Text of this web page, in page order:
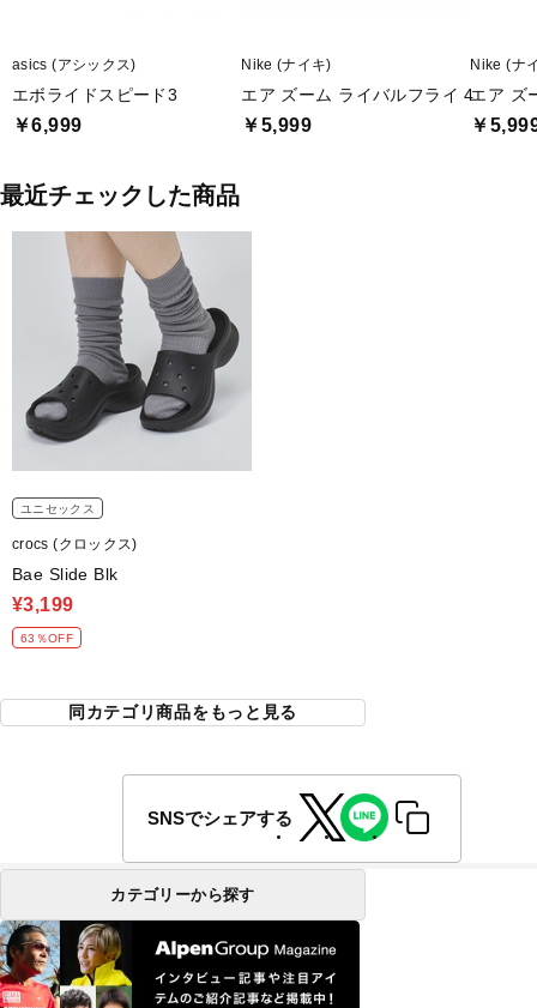
asics (アシックス)
エボライドスピード3
￥6,999
Nike (ナイキ)
エア ズーム ライバルフライ 4
￥5,999
Nike (ナ
エア ズ
￥
最近チェックした商品
ユニセックス
crocs (クロックス)
Bae Slide Blk
¥3,199
63％OFF
同カテゴリ商品をもっと見る
SNSでシェアする
カテゴリーから探す